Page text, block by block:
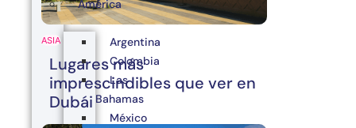
ASIA
Lugares más
imprescindibles que ver en
Dubái
América
Argentina
Colombia
Las
Bahamas
México